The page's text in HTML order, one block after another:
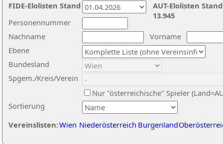
Nachname
Vorname
Ebene
Sortierung
Personennummer
Bundesland
Spgem./Kreis/Verein
Nur "österreichische" Spieler
Vereinslisten:Wien Niederösterreich Burgenland
AUT-Elolisten
13.945
FIDE-Elolisten Stand